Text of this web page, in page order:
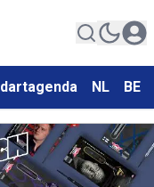
dartagenda NL BE